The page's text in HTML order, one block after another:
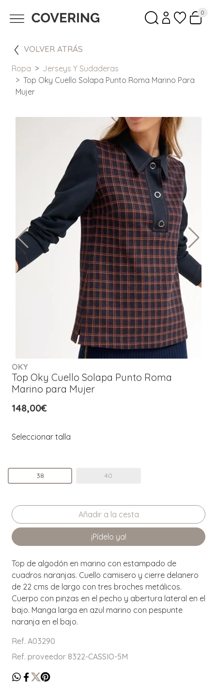
0
VOLVER ATRÁS
Ropa
Jerseys Y Sudaderas
Top Oky Cuello Solapa Punto Roma Marino Para
Mujer
OKY
Top Oky Cuello Solapa Punto Roma
Marino para Mujer
148,00€
Seleccionar talla
38 40
¡Pídelo ya!
Top de algodón en marino con estampado de
cuadros naranjas. Cuello camisero y cierre delanero
de 22 cms de largo con tres broches metálicos.
Cuerpo con pinzas en el pecho y abertura lateral en el
bajo. Manga larga en azul marino con pespunte
naranja en el bajo.
Ref. A03290
Ref. proveedor 8322-CASSIO-5M